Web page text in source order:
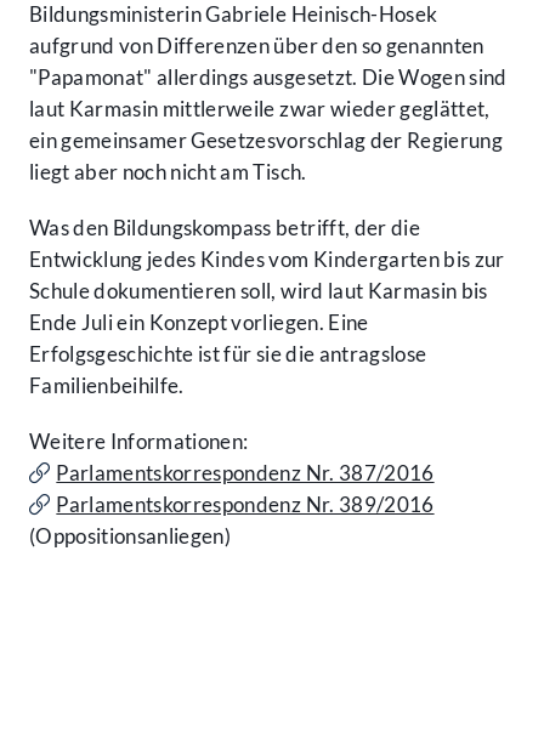
Bildungsministerin Gabriele Heinisch-Hosek
aufgrund von Differenzen über den so genannten
"Papamonat" allerdings ausgesetzt. Die Wogen sind
laut Karmasin mittlerweile zwar wieder geglättet,
ein gemeinsamer Gesetzesvorschlag der Regierung
liegt aber noch nicht am Tisch.
Was den Bildungskompass betrifft, der die
Entwicklung jedes Kindes vom Kindergarten bis zur
Schule dokumentieren soll, wird laut Karmasin bis
Ende Juli ein Konzept vorliegen. Eine
Erfolgsgeschichte ist für sie die antragslose
Familienbeihilfe.
Weitere Informationen:
Parlamentskorrespondenz Nr. 387/2016
Parlamentskorrespondenz Nr. 389/2016
(Oppositionsanliegen)